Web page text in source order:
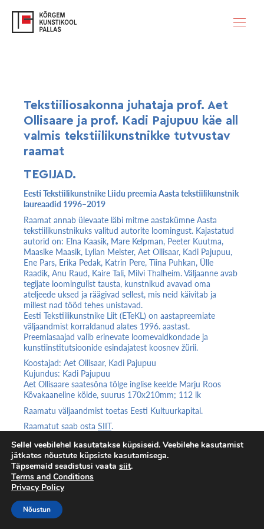
Tekstiiliosakonna juhataja prof. Aet
Ollisaare ja prof. Kadi Pajupuu käe all
valmis tekstiilikunstnikke tutvustav
raamat
TEGIJAD.
Eesti Tekstiilikunstnike Liidu preemia Aasta tekstiilikunstnik
laureaadid 1996–2019
Raamat annab ülevaate läbi mitme aastakümne Aasta
tekstiilikunstnikuks valitud autorite loomingust. Kajastatud
autorid on: Elna Kaasik, Mare Kelpman, Peeter Kuutma,
Maasike Maasik, Lylian Meister, Aet Ollisaar, Kadi Pajupuu,
Ene Pars, Erika Pedak, Katrin Pere, Tiina Puhkan, Ülle
Raadik, Anu Raud, Kaire Tali, Milvi Thalheim. Väljaanne avab
tegijate loomingulist tausta, kunstnikud avavad oma
ateljeede uksed ja räägivad sellest, mis neid käivitab ja
millest nad tööd tehes unistavad.
Eesti Tekstiilikunstnike Liit (ETeKL) on aastapreemiate
väljaandmist korraldanud alates 1996. aastast.
Preemiasaajad valib erinevate loomevaldkondade ja
kunstiinstitutsioonide esindajatest koosnev žürii.
Koostajad: Aet Ollisaar, Kadi Pajupuu
Kujundus: Kadi Pajupuu
Aet Ollisaare saatesõna tõlge inglise keelde Marju Roos
Kõvakaaneline köide, suurus 170x210mm; 112 lk
Raamatu väljaandmist toetas Eesti Kultuurkapital.
Raamatut saab osta SIIT.
Sellel veebilehel kasutatakse küpsiseid. Veebilehe kasutamist
jätkates nõustute küpsiste kasutamisega.
Täpsemaid seadistusi vaata siit.
Terms and Conditions
Privacy Policy
Nõustun